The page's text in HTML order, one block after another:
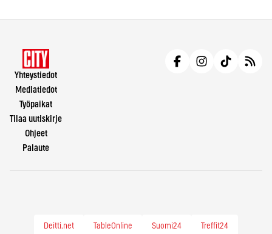
Yhteystiedot
Mediatiedot
Työpaikat
Tilaa uutiskirje
Ohjeet
Palaute
Deitti.net TableOnline Suomi24 Treffit24